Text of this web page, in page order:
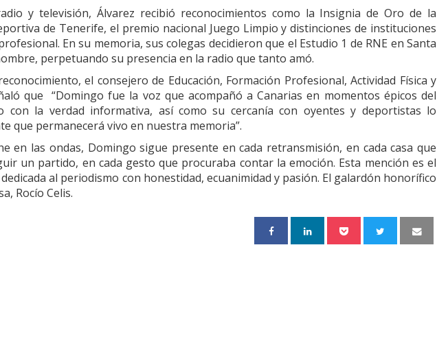
y televisión, Álvarez recibió reconocimientos como la Insignia de Oro de la
de Tenerife, el premio nacional Juego Limpio y distinciones de instituciones
En su memoria, sus colegas decidieron que el Estudio 1 de RNE en Santa
perpetuando su presencia en la radio que tanto amó.
el consejero de Educación, Formación Profesional, Actividad Física y
que “Domingo fue la voz que acompañó a Canarias en momentos épicos del
con la verdad informativa, así como su cercanía con oyentes y deportistas lo
que permanecerá vivo en nuestra memoria”.
en las ondas, Domingo sigue presente en cada retransmisión, en cada casa que
un partido, en cada gesto que procuraba contar la emoción. Esta mención es el
al periodismo con honestidad, ecuanimidad y pasión. El galardón honorífico
Rocío Celis.